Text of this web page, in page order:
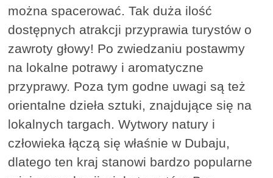
można spacerować. Tak duża ilość
dostępnych atrakcji przyprawia turystów o
zawroty głowy! Po zwiedzaniu postawmy
na lokalne potrawy i aromatyczne
przyprawy. Poza tym godne uwagi są też
orientalne dzieła sztuki, znajdujące się na
lokalnych targach. Wytwory natury i
człowieka łączą się właśnie w Dubaju,
dlatego ten kraj stanowi bardzo popularne